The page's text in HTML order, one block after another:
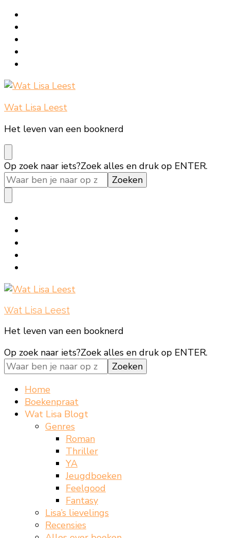
Wat Lisa Leest
Het leven van een booknerd
Op zoek naar iets?Zoek alles en druk op ENTER.
Wat Lisa Leest
Het leven van een booknerd
Op zoek naar iets?Zoek alles en druk op ENTER.
Home
Boekenpraat
Wat Lisa Blogt
Genres
Roman
Thriller
YA
Jeugdboeken
Feelgood
Fantasy
Lisa’s lievelings
Recensies